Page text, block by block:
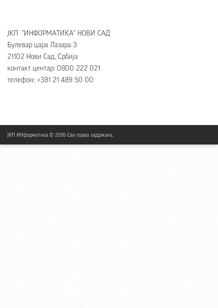
ЈКП "ИНФОРМАТИКА" НОВИ САД
Булевар цара Лазара 3
21102 Нови Сад, Србија
контакт центар: 0800 222 021
телефон: +381 21 489 50 00
ЈКП ИНформатика © 2016 Сва права задржана.